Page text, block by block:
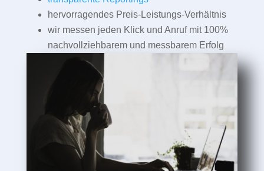
hervorragendes Preis-Leistungs-Verhältnis
wir messen jeden Klick und Anruf mit 100%
nachvollziehbarem und messbarem Erfolg